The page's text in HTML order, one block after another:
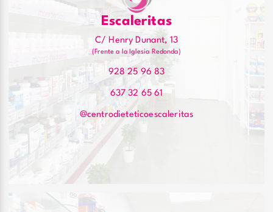
Escaleritas
C/ Henry Dunant, 13
(Frente a la Iglesia Redonda)
928 25 96 83
637 32 65 61
@centrodieteticoescaleritas